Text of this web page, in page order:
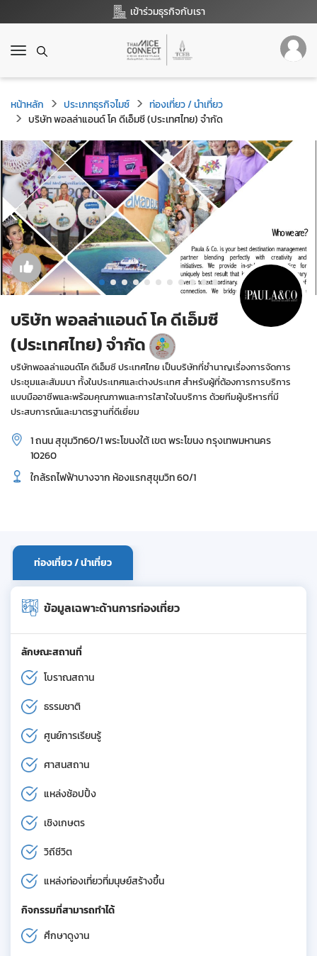
เข้าร่วมธุรกิจกับเรา
T
g
g
l
e
n
a
v
i
g
a
t
i
n
หน้าหลัก ประเภทธุรกิจไมซ์
ท่องเที่ยว / นำเที่ยว
บริษัท พอลล่าแอนด์ โค ดีเอ็มซี (ประเทศไทย) จำกัด
บริษัท พอลล่าแอนด์ โค ดีเอ็มซี
(ประเทศไทย) จำกัด
บริษัทพอลล่าแอนด์โค ดีเอ็มซี ประเทศไทย เป็นบริษัทที่ชำนาญเรื่องการจัดการ
ประชุมและสัมมนา ทั้งในประเทศและต่างประเทศ สำหรับผู้ที่ต้องการการบริการ
แบบมืออาชีพและพร้อมคุณภาพและการใสาใจในบริการ ด้วยทีมผู้บริหารที่มี
ประสบการณ์และมาตรฐานที่ดีเยี่ยม
1 ถนน สุขุมวิท60/1 พระโขนงใต้ เขต พระโขนง กรุงเทพมหานคร
10260
ใกล้รถไฟฟ้าบางจาก ห้องแรกสุขุมวิท 60/1
ท่องเที่ยว / นำเที่ยว
ข้อมูลเฉพาะด้านการท่องเที่ยว
ลักษณะสถานที่
โบราณสถาน
ธรรมชาติ
ศูนย์การเรียนรู้
ศาสนสถาน
แหล่งช้อปปิ้ง
เชิงเกษตร
วิถีชีวิต
แหล่งท่องเที่ยวที่มนุษย์สร้างขึ้น
กิจกรรมที่สามารถทำได้
ศึกษาดูงาน